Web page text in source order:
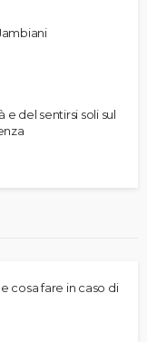
e del sentirsi soli sul
cosa fare in caso di